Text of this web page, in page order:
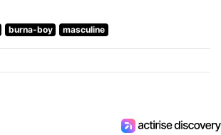
burna-boy masculine